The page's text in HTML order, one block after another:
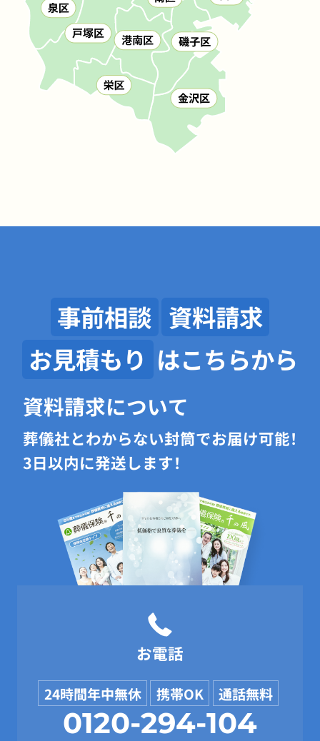
事前相談 資料請求
お見積もり はこちらから
資料請求について
葬儀社とわからない封筒でお届け可能！
3日以内に発送します！
お電話
24時間年中無休 携帯OK 通話無料
0120-294-104